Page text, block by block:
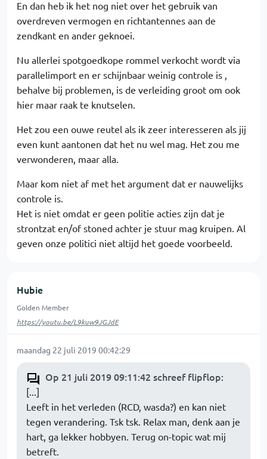
En dan heb ik het nog niet over het gebruik van
overdreven vermogen en richtantennes aan de
zendkant en ander geknoei.
Nu allerlei spotgoedkope rommel verkocht wordt via
parallelimport en er schijnbaar weinig controle is ,
behalve bij problemen, is de verleiding groot om ook
hier maar raak te knutselen.
Het zou een ouwe reutel als ik zeer interesseren als jij
even kunt aantonen dat het nu wel mag. Het zou me
verwonderen, maar alla.
Maar kom niet af met het argument dat er nauwelijks
controle is.
Het is niet omdat er geen politie acties zijn dat je
strontzat en/of stoned achter je stuur mag kruipen. Al
geven onze politici niet altijd het goede voorbeeld.
Hubie
Golden Member
https://youtu.be/L9kuw9JGJdE
maandag 22 juli 2019 00:42:29
Op 21 juli 2019 09:11:42 schreef flipflop:
[...]
Leeft in het verleden (RCD, wasda?) en kan niet
tegen verandering. Tsk tsk. Relax man, denk aan je
hart, ga lekker hobbyen. Terug on-topic wat mij
betreft.